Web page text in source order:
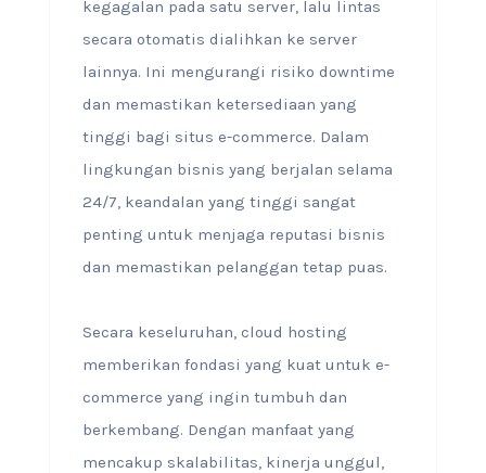
kegagalan pada satu server, lalu lintas
secara otomatis dialihkan ke server
lainnya. Ini mengurangi risiko downtime
dan memastikan ketersediaan yang
tinggi bagi situs e-commerce. Dalam
lingkungan bisnis yang berjalan selama
24/7, keandalan yang tinggi sangat
penting untuk menjaga reputasi bisnis
dan memastikan pelanggan tetap puas.
Secara keseluruhan, cloud hosting
memberikan fondasi yang kuat untuk e-
commerce yang ingin tumbuh dan
berkembang. Dengan manfaat yang
mencakup skalabilitas, kinerja unggul,